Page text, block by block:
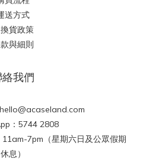
送方式
貨政策
與細則
我們
：5744 2808
7pm（星期六日及公眾假期
休息）